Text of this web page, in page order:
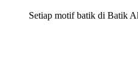
Setiap motif batik di Batik